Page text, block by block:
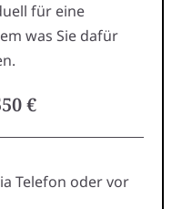
für eine
was Sie dafür
€
Telefon oder vor